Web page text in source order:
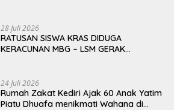
28 Juli 2026
RATUSAN SISWA KRAS DIDUGA
KERACUNAN MBG – LSM GERAK
YANG TIDAK LAYAK
24 Juli 2026
Rumah Zakat Kediri Ajak 60 Anak Yatim
Piatu Dhuafa menikmati Wahana di